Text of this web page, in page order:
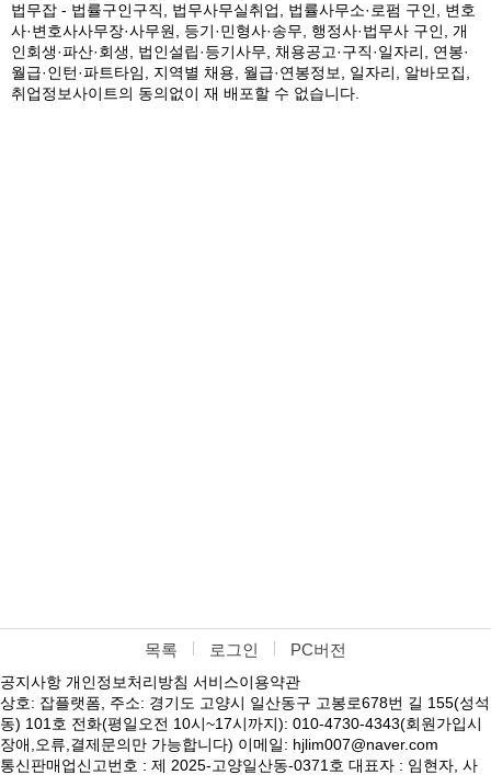
법무잡 - 법률구인구직, 법무사무실취업, 법률사무소·로펌 구인, 변호
사·변호사사무장·사무원, 등기·민형사·송무, 행정사·법무사 구인, 개
인회생·파산·회생, 법인설립·등기사무, 채용공고·구직·일자리, 연봉·
월급·인턴·파트타임, 지역별 채용, 월급·연봉정보, 일자리, 알바모집,
취업정보사이트의 동의없이 재 배포할 수 없습니다.
목록 로그인 PC버전
공지사항 개인정보처리방침 서비스이용약관
상호: 잡플랫폼, 주소: 경기도 고양시 일산동구 고봉로678번 길 155(성석
동) 101호 전화(평일오전 10시~17시까지): 010-4730-4343(회원가입시
장애,오류,결제문의만 가능합니다) 이메일: hjlim007@naver.com
통신판매업신고번호 : 제 2025-고양일산동-0371호 대표자 : 임현자, 사